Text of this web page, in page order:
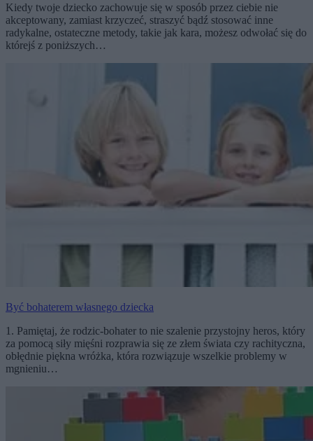
Kiedy twoje dziecko zachowuje się w sposób przez ciebie nie
akceptowany, zamiast krzyczeć, straszyć bądź stosować inne
radykalne, ostateczne metody, takie jak kara, możesz odwołać się do
którejś z poniższych…
Być bohaterem własnego dziecka
1. Pamiętaj, że rodzic-bohater to nie szalenie przystojny heros, który
za pomocą siły mięśni rozprawia się ze złem świata czy rachityczna,
obłędnie piękna wróżka, która rozwiązuje wszelkie problemy w
mgnieniu…